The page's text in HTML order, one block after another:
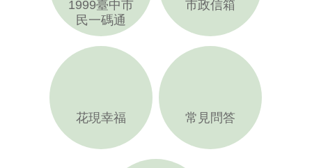
1999臺中市
民一碼通
市政信箱
花現幸福 常見問答